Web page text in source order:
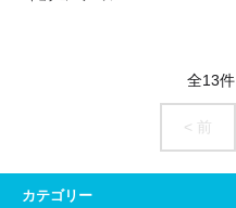
全13件
< 前
カテゴリー